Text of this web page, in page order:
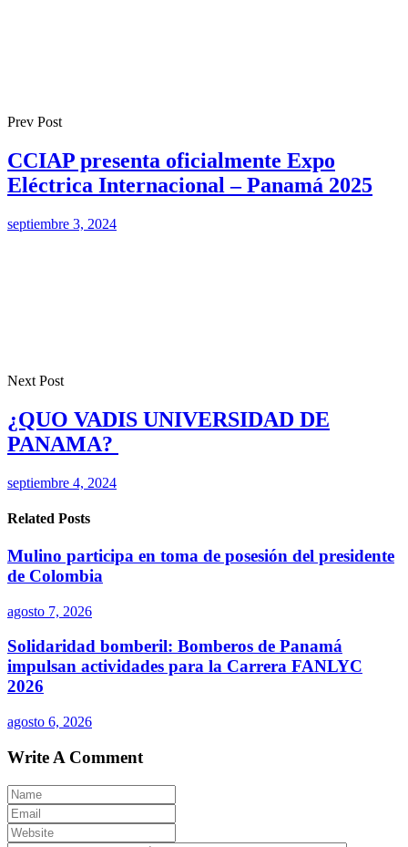
Prev Post
CCIAP presenta oficialmente Expo
Eléctrica Internacional – Panamá 2025
septiembre 3, 2024
Next Post
¿QUO VADIS UNIVERSIDAD DE
PANAMA?
septiembre 4, 2024
Related Posts
Mulino participa en toma de posesión del presidente
de Colombia
agosto 7, 2026
Solidaridad bomberil: Bomberos de Panamá
impulsan actividades para la Carrera FANLYC
2026
agosto 6, 2026
Write A Comment